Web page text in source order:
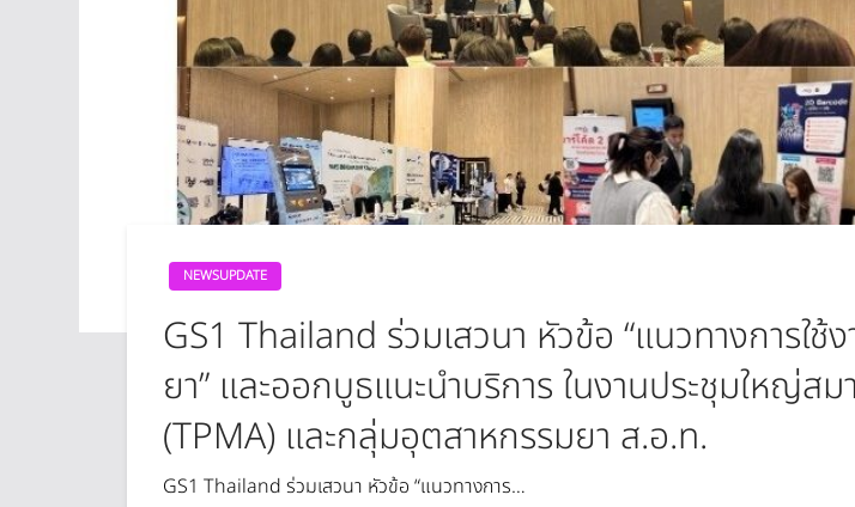
NEWSUPDATE
GS1 Thailand ร่วมเสวนา หัวข้อ “แนวทางการ
ยา” และออกบูธแนะนำบริการ ในงานประชุมใหญ่
(TPMA) และกลุ่มอุตสาหกรรมยา ส.อ.ท.
GS1 Thailand ร่วมเสวนา หัวข้อ “แนวทางการ…